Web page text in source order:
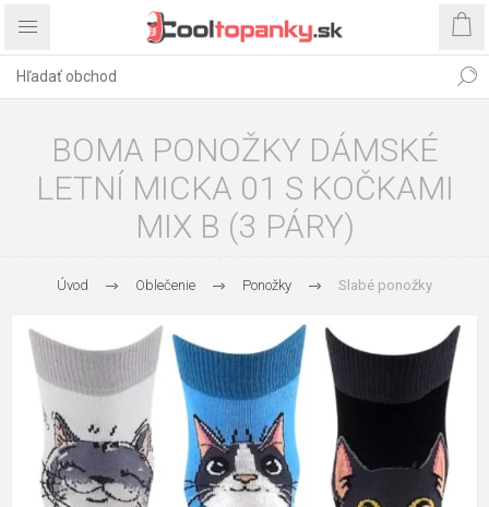
BOMA PONOŽKY DÁMSKÉ
LETNÍ MICKA 01 S KOČKAMI
MIX B (3 PÁRY)
Úvod Oblečenie Ponožky Slabé ponožky